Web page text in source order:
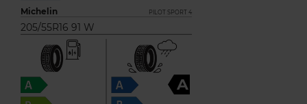
Michelin PILOT SPORT 4
205/55R16 91 W
A